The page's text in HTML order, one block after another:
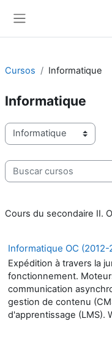
Cursos Informatique
Informatique
Categorias de Cursos
Buscar cursos
Cours du secondaire II.
Informatique OC (2012-
Expédition à travers la
fonctionnement.
communication
gestion de contenu
d'apprentissage (LMS).